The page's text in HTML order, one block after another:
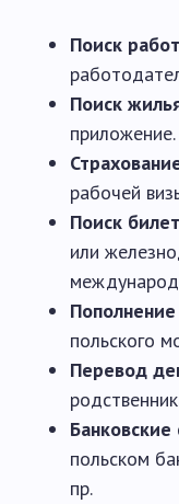
Поиск
Поиск
рабочей
Поиск
или
польского
Перевод
польском
пр.